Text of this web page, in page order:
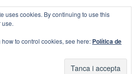
uses cookies. By continuing to use this
use.
to control cookies, see here: Política de